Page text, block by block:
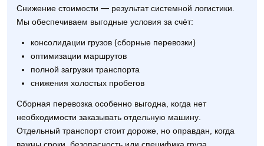
Снижение стоимости — результат системной логистики.
Мы обеспечиваем выгодные условия за счёт:
консолидации грузов (сборные перевозки)
оптимизации маршрутов
полной загрузки транспорта
снижения холостых пробегов
Сборная перевозка особенно выгодна, когда нет
необходимости заказывать отдельную машину.
Отдельный транспорт стоит дороже, но оправдан, когда